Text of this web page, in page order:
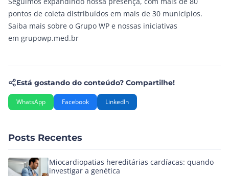
pontos de coleta distribuídos em mais de 30 municípios.
Saiba mais sobre o Grupo WP e nossas iniciativas
em grupowp.med.br
Está gostando do conteúdo? Compartilhe!
WhatsApp Facebook LinkedIn
Posts Recentes
Miocardiopatias hereditárias cardíacas: quando
investigar a genética